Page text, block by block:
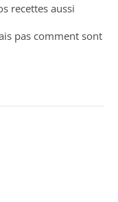
recettes aussi
pas comment sont